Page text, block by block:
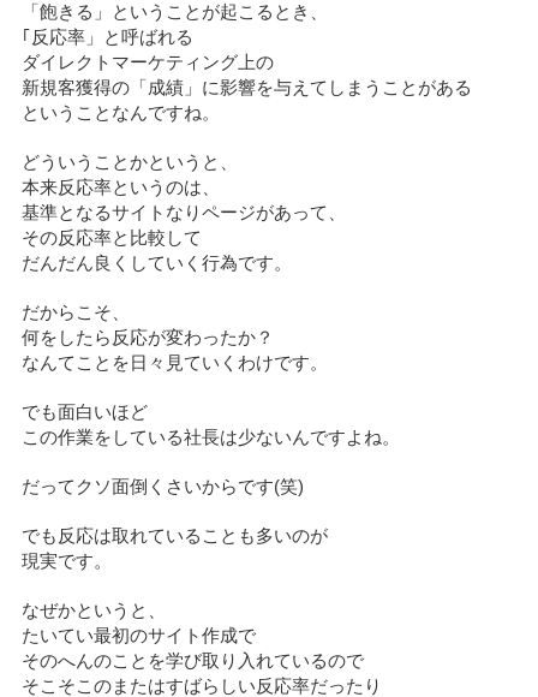
「飽きる」ということが起こるとき、
｢反応率」と呼ばれる
ダイレクトマーケティング上の
新規客獲得の「成績」に影響を与えてしまうことがある
ということなんですね。
どういうことかというと、
本来反応率というのは、
基準となるサイトなりページがあって、
その反応率と比較して
だんだん良くしていく行為です。
だからこそ、
何をしたら反応が変わったか？
なんてことを日々見ていくわけです。
でも面白いほど
この作業をしている社長は少ないんですよね。
だってクソ面倒くさいからです(笑)
でも反応は取れていることも多いのが
現実です。
なぜかというと、
たいてい最初のサイト作成で
そのへんのことを学び取り入れているので
そこそこのまたはすばらしい反応率だったり